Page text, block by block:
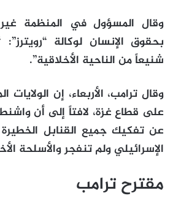
وقال المسؤول في المنظمة غير
بحقوق الإنسان لوكالة
شنيعاً من الناحية الأخلاقية”.
وقال ترامب، الأربعاء، إن
على قطاع غزة، لافتاً إلى أن
عن تفكيك جميع القنابل
الإسرائيلي ولم تنفجر والأسلحة
مقترح ترامب